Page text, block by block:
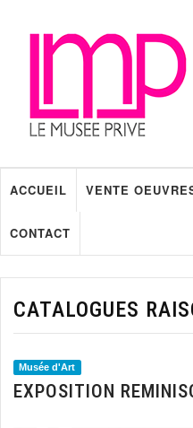
ACCUEIL VENTE
CONTACT
CATALOGUES
Musée d'Art
EXPOSITION